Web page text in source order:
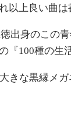
以上良い曲は
出身のこの
『100種の生
きな黒縁メ